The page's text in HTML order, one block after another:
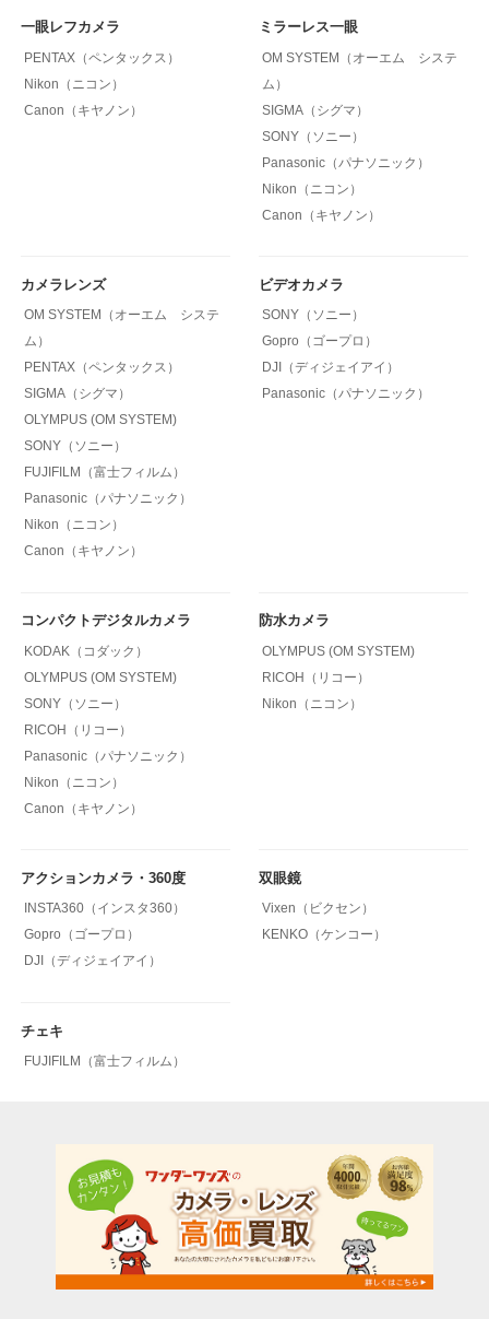
一眼レフカメラ
PENTAX（ペンタックス）
Nikon（ニコン）
Canon（キヤノン）
ミラーレス一眼
OM SYSTEM（オーエム システ
ム）
SIGMA（シグマ）
SONY（ソニー）
Panasonic（パナソニック）
Nikon（ニコン）
Canon（キヤノン）
カメラレンズ
OM SYSTEM（オーエム システ
ム）
PENTAX（ペンタックス）
SIGMA（シグマ）
OLYMPUS (OM SYSTEM)
SONY（ソニー）
FUJIFILM（富士フィルム）
Panasonic（パナソニック）
Nikon（ニコン）
Canon（キヤノン）
ビデオカメラ
SONY（ソニー）
Gopro（ゴープロ）
DJI（ディジェイアイ）
Panasonic（パナソニック）
コンパクトデジタルカメラ
KODAK（コダック）
OLYMPUS (OM SYSTEM)
SONY（ソニー）
RICOH（リコー）
Panasonic（パナソニック）
Nikon（ニコン）
Canon（キヤノン）
防水カメラ
OLYMPUS (OM SYSTEM)
RICOH（リコー）
Nikon（ニコン）
アクションカメラ・360度
INSTA360（インスタ360）
Gopro（ゴープロ）
DJI（ディジェイアイ）
双眼鏡
Vixen（ビクセン）
KENKO（ケンコー）
チェキ
FUJIFILM（富士フィルム）